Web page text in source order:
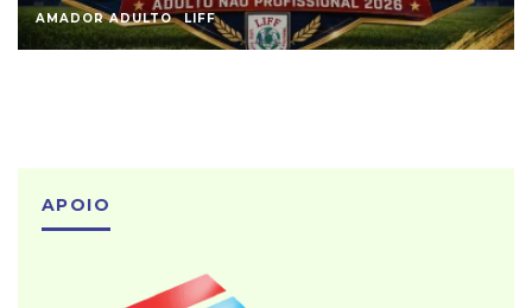
AMADOR ADULTO LIFF
APOIO